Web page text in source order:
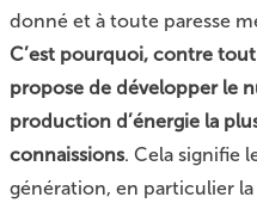
donné et à toute paresse
C’est pourquoi, contre
propose de développer le
production d’énergie la
connaissions. Cela signifie
génération, en particulier